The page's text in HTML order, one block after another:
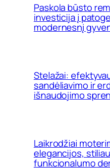
Paskola būsto
investicija į
modernesnį
Stelažai:
sandėliavimo ir
išnaudojimo
Laikrodžiai
elegancijos,
funkcionalumo